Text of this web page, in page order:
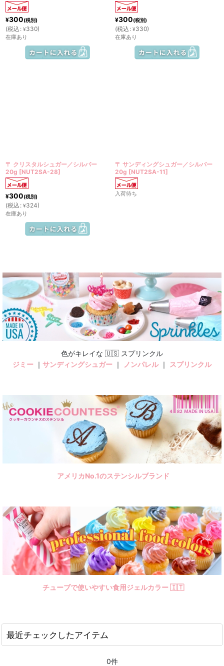
¥300(税別)
(税込 : ¥330)
在庫あり
¥300(税別)
(税込 : ¥330)
在庫あり
〒 クリスタルシュガー／シルバー
20g [NUT2SA-28]
¥300(税別)
(税込 : ¥324)
在庫あり
〒 サンディングシュガー／シルバー
20g [NUT2SA-11]
入荷待ち
色がキレイな 🇺🇸 スプリンクル
ジミー ｜ サンディングシュガー ｜ ノンパレル｜ スプリンクル
アメリカNo.1のステンシルブランド
チューブで使いやすい食用ジェルカラー 🇮🇹
最近チェックしたアイテム
0件